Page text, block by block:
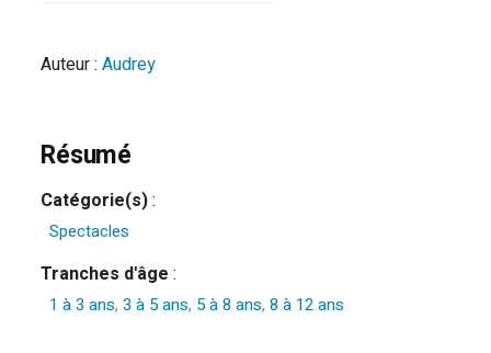
Auteur :Audrey
Résumé
Catégorie(s):
Spectacles
Tranches d'âge :
1 à 3 ans,3 à 5 ans, 5 à 8 ans,8 à 12 ans